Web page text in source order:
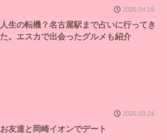
2026.04.19
人生の転機？名古屋駅まで占いに行ってき
た。エスカで出会ったグルメも紹介
2026.03.24
お友達と岡崎イオンでデート